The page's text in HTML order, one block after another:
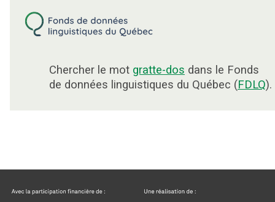
Chercher le mot gratte-dos dans le Fonds
de données linguistiques du Québec (FDLQ).